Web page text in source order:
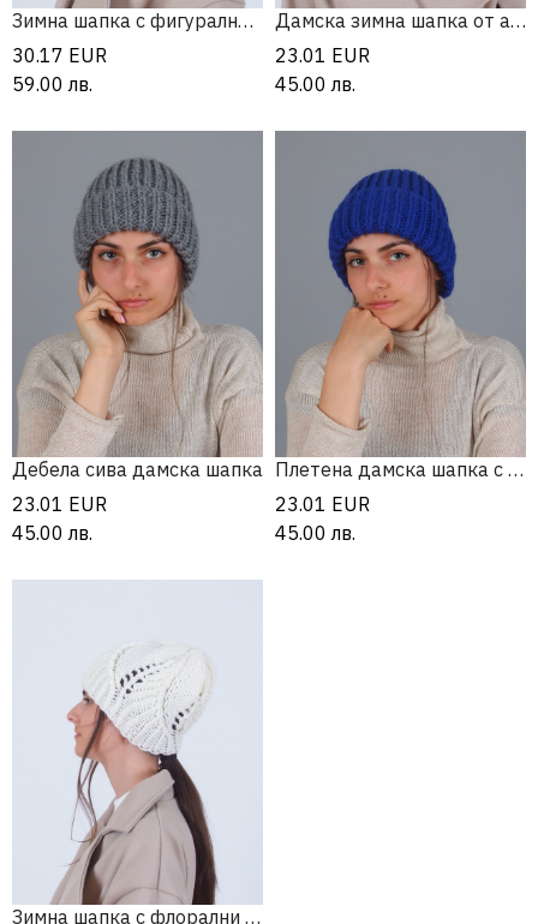
Зимна шапка с фигурални мотиви
30.17 EUR
59.00 лв.
Дамска зимна шапка от алпака и мерино
23.01 EUR
45.00 лв.
Дебела сива дамска шапка
23.01 EUR
45.00 лв.
Плетена дамска шапка с алпака
23.01 EUR
45.00 лв.
Зимна шапка с флорални мотиви